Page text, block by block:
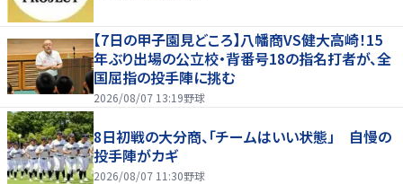
【7日の甲子園見どころ】八幡商VS健大高崎！15
年ぶり出場の公立校・背番号18の指名打者が、全
国屈指の投手陣に挑む
2026/08/07 13:19野球
8日初戦の大分商、「チームはいい状態」 自慢の
投手陣がカギ
2026/08/07 11:30野球